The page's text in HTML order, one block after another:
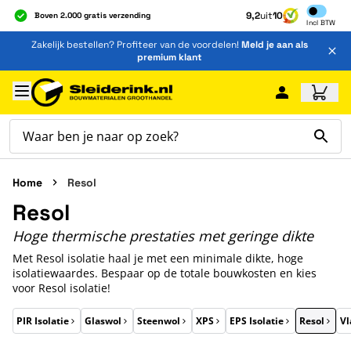
Boven 2.000 gratis verzending
Al 40 jaar dé specialist
Alles onder één dak
9,2uit10
Incl BTW
Inclusief
Ga naar de inhoud
Zakelijk bestellen? Profiteer van de voordelen!Meld je aan als
premium klant
Ga naar hoofdinhoud
Home Resol
Resol
Hoge thermische prestaties met geringe dikte
Met Resol isolatie haal je met een minimale dikte, hoge
isolatiewaardes. Bespaar op de totale bouwkosten en kies
voor Resol isolatie!
Druk om carrousel over te slaan
PIR Isolatie Glaswol Steenwol XPS EPS Isolatie Resol